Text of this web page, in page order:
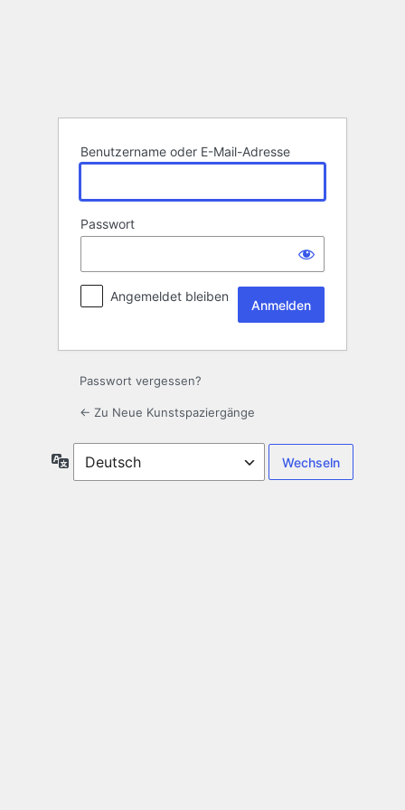
Benutzername oder E-Mail-Adresse
Passwort
Angemeldet bleiben
Passwort vergessen?
← Zu Neue Kunstspaziergänge
Sprache